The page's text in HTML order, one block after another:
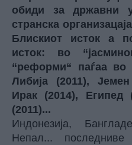
обиди за државни
странска
Блискиот исток а
исток: во
“реформи“ паѓаа во
Либија (2011),
Ирак (2014), Египед
(2011)...
Индонезија,
Непал...